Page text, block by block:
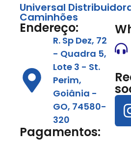
Universal
Caminhões
Endereço:
R. Sp Dez, 72
- Quadra 5,
Lote 3 - St.
Perim,
Goiânia -
GO, 74580-
320
Pagamentos: